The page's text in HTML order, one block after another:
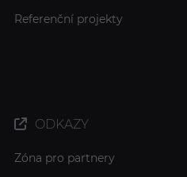
Referenční projekty
ODKAZY
Zóna pro partnery